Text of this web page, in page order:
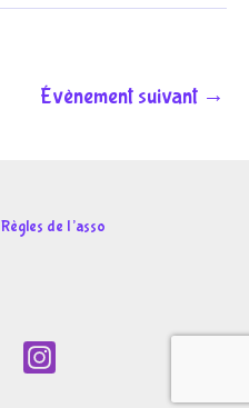
Évènement suivant →
Règles de l’asso